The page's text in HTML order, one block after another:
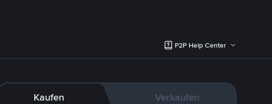
P2P Help Center
Kaufen Verkaufen